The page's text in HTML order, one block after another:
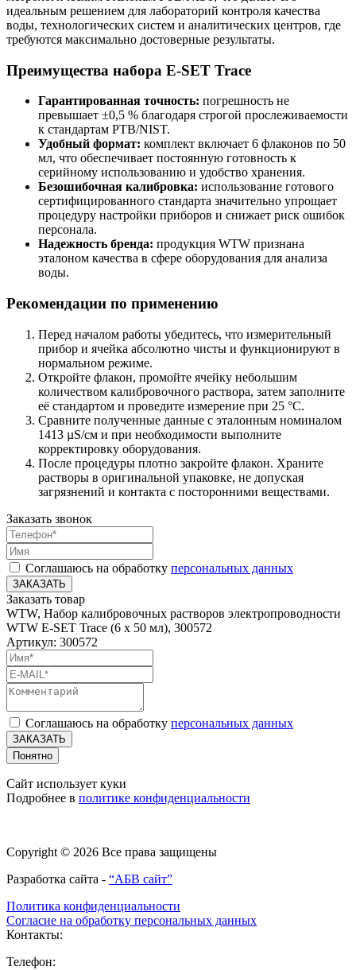
идеальным решением для лабораторий контроля качества
воды, технологических систем и аналитических центров, где
требуются максимально достоверные результаты.
Преимущества набора E-SET Trace
Гарантированная точность: погрешность не
превышает ±0,5 % благодаря строгой прослеживаемости
к стандартам PTB/NIST.
Удобный формат: комплект включает 6 флаконов по 50
мл, что обеспечивает постоянную готовность к
серийному использованию и удобство хранения.
Безошибочная калибровка: использование готового
сертифицированного стандарта значительно упрощает
процедуру настройки приборов и снижает риск ошибок
персонала.
Надежность бренда: продукция WTW признана
эталоном качества в сфере оборудования для анализа
воды.
Рекомендации по применению
Перед началом работы убедитесь, что измерительный
прибор и ячейка абсолютно чисты и функционируют в
нормальном режиме.
Откройте флакон, промойте ячейку небольшим
количеством калибровочного раствора, затем заполните
её стандартом и проведите измерение при 25 °C.
Сравните полученные данные с эталонным номиналом
1413 µS/см и при необходимости выполните
корректировку оборудования.
После процедуры плотно закройте флакон. Храните
растворы в оригинальной упаковке, не допуская
загрязнений и контакта с посторонними веществами.
Заказать звонок
Соглашаюсь на обработку персональных данных
ЗАКАЗАТЬ
Заказать товар
WTW, Набор калибровочных растворов электропроводности
WTW E-SET Trace (6 х 50 мл), 300572
Артикул: 300572
Соглашаюсь на обработку персональных данных
ЗАКАЗАТЬ
Понятно
Сайт использует куки
Подробнее в политике конфиденциальности
Copyright © 2026 Все права защищены
Разработка сайта - “АБВ сайт”
Политика конфиденциальности
Согласие на обработку персональных данных
Контакты:
Телефон: